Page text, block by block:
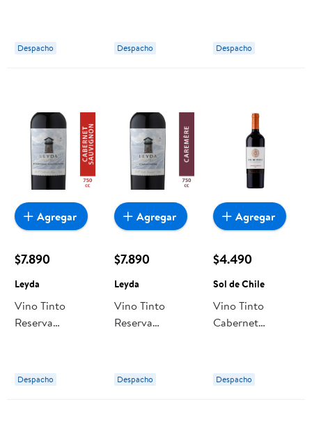
Dominga Botella
Despacho
750 cc
Ventisquero
Despacho
Botella 750 ml
Ventisquero
Despacho
$7.890
Leyda
Vino Tinto
Reserva
Botella 750 ml
Leyda
Despacho
Agregar
$7.890
Leyda
Vino Tinto
Reserva
Leyda
Despacho
Agregar
$4.490
Sol de Chile
Vino Tinto
Cabernet
750 ml Sol de
Chile
Despacho
Agregar